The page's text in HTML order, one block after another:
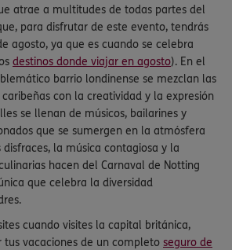
atrae a multitudes de todas partes del
para disfrutar de este evento, tendrás
agosto, ya que es cuando se celebra
destinos donde viajar en agosto). En el
barrio londinense se mezclan las
con la creatividad y la expresión
se llenan de músicos, bailarines y
que se sumergen en la atmósfera
la música contagiosa y la
hacen del Carnaval de Notting
que celebra la diversidad
cuando visites la capital británica,
tus vacaciones de un completo seguro de